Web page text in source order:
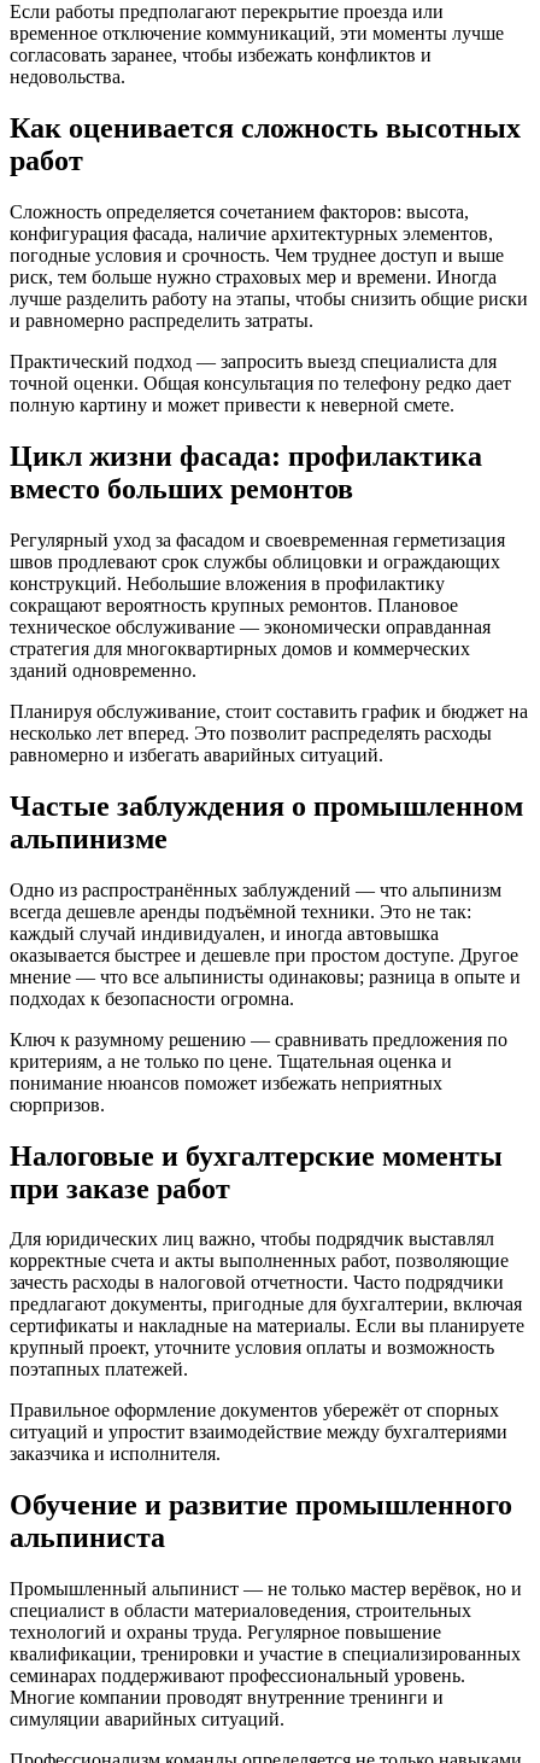
Если работы предполагают перекрытие проезда или
временное отключение коммуникаций, эти моменты лучше
согласовать заранее, чтобы избежать конфликтов и
недовольства.
Как оценивается сложность высотных
работ
Сложность определяется сочетанием факторов: высота,
конфигурация фасада, наличие архитектурных элементов,
погодные условия и срочность. Чем труднее доступ и выше
риск, тем больше нужно страховых мер и времени. Иногда
лучше разделить работу на этапы, чтобы снизить общие риски
и равномерно распределить затраты.
Практический подход — запросить выезд специалиста для
точной оценки. Общая консультация по телефону редко дает
полную картину и может привести к неверной смете.
Цикл жизни фасада: профилактика
вместо больших ремонтов
Регулярный уход за фасадом и своевременная герметизация
швов продлевают срок службы облицовки и ограждающих
конструкций. Небольшие вложения в профилактику
сокращают вероятность крупных ремонтов. Плановое
техническое обслуживание — экономически оправданная
стратегия для многоквартирных домов и коммерческих
зданий одновременно.
Планируя обслуживание, стоит составить график и бюджет на
несколько лет вперед. Это позволит распределять расходы
равномерно и избегать аварийных ситуаций.
Частые заблуждения о промышленном
альпинизме
Одно из распространённых заблуждений — что альпинизм
всегда дешевле аренды подъёмной техники. Это не так:
каждый случай индивидуален, и иногда автовышка
оказывается быстрее и дешевле при простом доступе. Другое
мнение — что все альпинисты одинаковы; разница в опыте и
подходах к безопасности огромна.
Ключ к разумному решению — сравнивать предложения по
критериям, а не только по цене. Тщательная оценка и
понимание нюансов поможет избежать неприятных
сюрпризов.
Налоговые и бухгалтерские моменты
при заказе работ
Для юридических лиц важно, чтобы подрядчик выставлял
корректные счета и акты выполненных работ, позволяющие
зачесть расходы в налоговой отчетности. Часто подрядчики
предлагают документы, пригодные для бухгалтерии, включая
сертификаты и накладные на материалы. Если вы планируете
крупный проект, уточните условия оплаты и возможность
поэтапных платежей.
Правильное оформление документов убережёт от спорных
ситуаций и упростит взаимодействие между бухгалтериями
заказчика и исполнителя.
Обучение и развитие промышленного
альпиниста
Промышленный альпинист — не только мастер верёвок, но и
специалист в области материаловедения, строительных
технологий и охраны труда. Регулярное повышение
квалификации, тренировки и участие в специализированных
семинарах поддерживают профессиональный уровень.
Многие компании проводят внутренние тренинги и
симуляции аварийных ситуаций.